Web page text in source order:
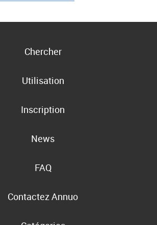
Chercher
Utilisation
Inscription
News
FAQ
Contactez Annuo